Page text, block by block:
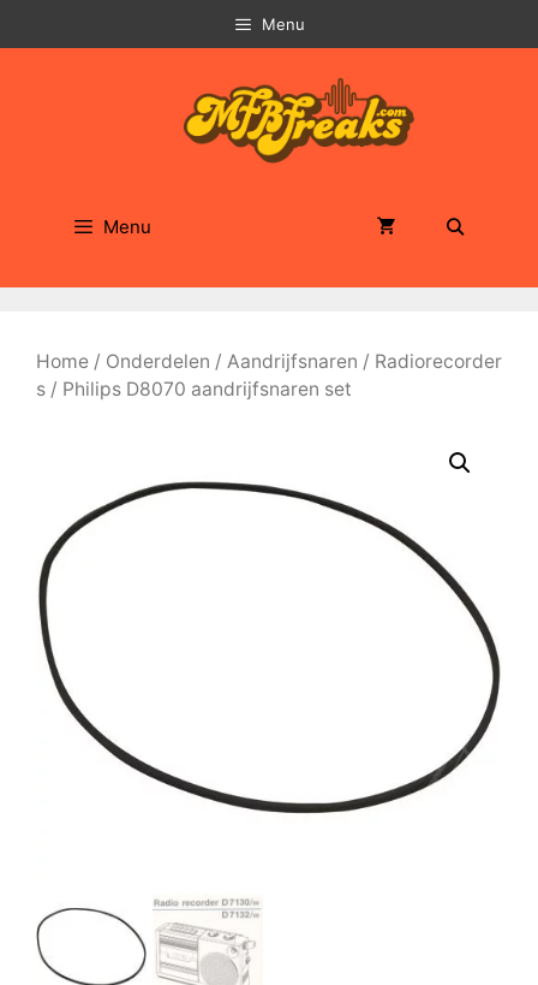
naar
Menu
Menu
Home / Onderdelen / Aandrijfsnaren / Radiorecorder
s / Philips D8070 aandrijfsnaren set